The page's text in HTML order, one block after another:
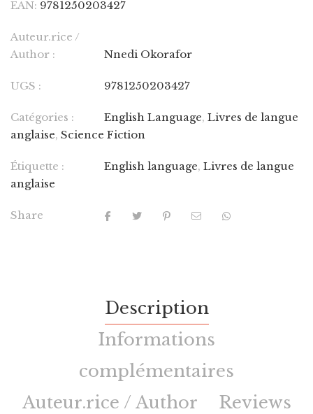
EAN: 9781250203427
Auteur.rice /
Author :
Nnedi Okorafor
UGS : 9781250203427
Catégories : English Language, Livres de langue
anglaise, Science Fiction
Étiquette : English language, Livres de langue
anglaise
Share
Description
Informations
complémentaires
Auteur.rice / Author
Reviews